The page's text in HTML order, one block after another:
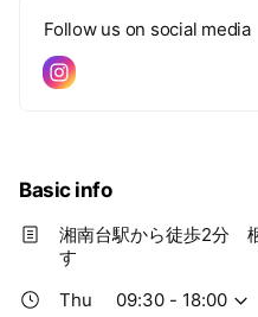
Follow us on social media
Basic info
湘南台駅から徒歩2分
す
Thu
09:30 - 18:00